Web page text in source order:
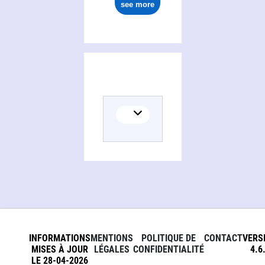
see more
INFORMATIONS
MISES À JOUR
LE 28-04-2026
MENTIONS
LÉGALES
POLITIQUE DE
CONFIDENTIALITÉ
CONTACT